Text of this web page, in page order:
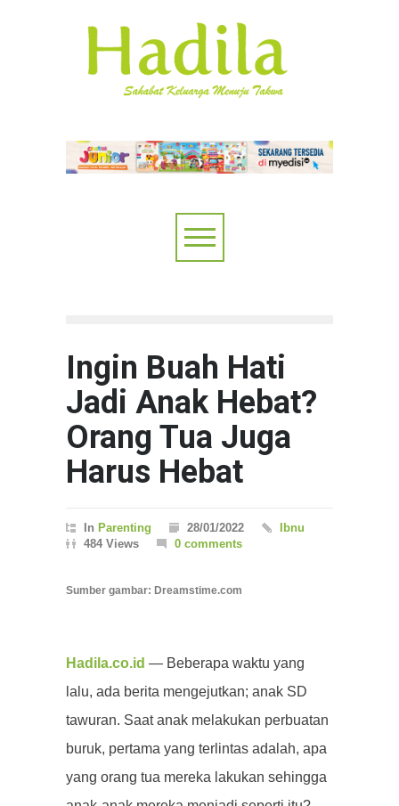
Ingin Buah Hati
Jadi Anak Hebat?
Orang Tua Juga
Harus Hebat
In Parenting 28/01/2022
Ibnu
484 Views
0 comments
Sumber gambar: Dreamstime.com
Hadila.co.id — Beberapa waktu yang
lalu, ada berita mengejutkan; anak SD
tawuran. Saat anak melakukan perbuatan
buruk, pertama yang terlintas adalah, apa
yang orang tua mereka lakukan sehingga